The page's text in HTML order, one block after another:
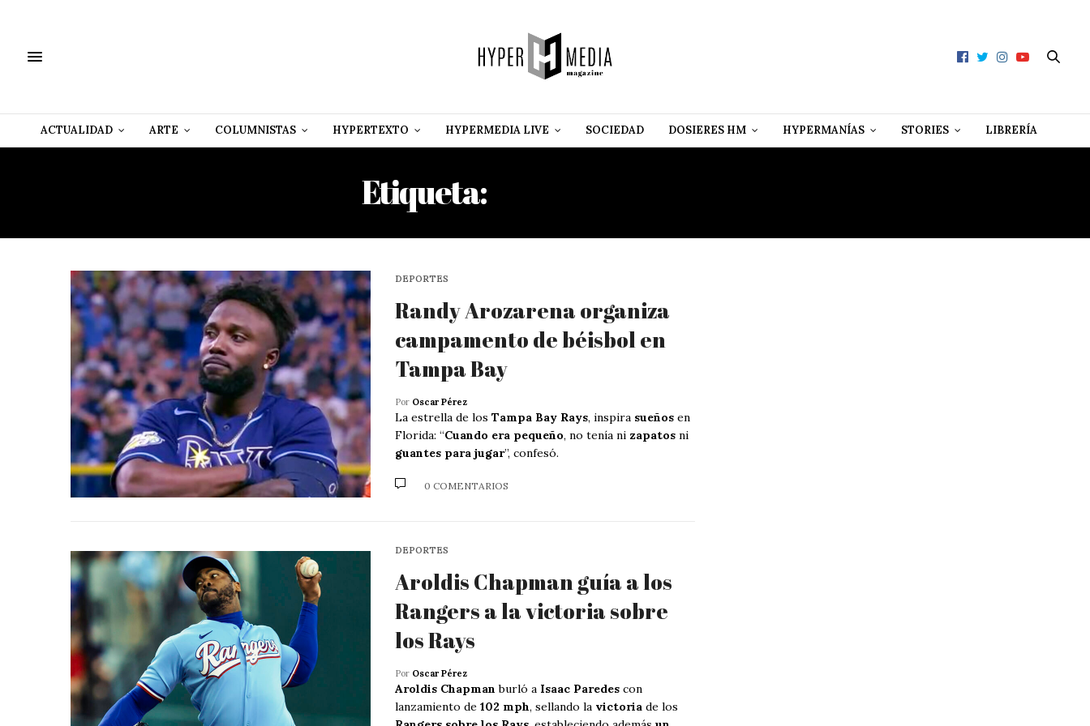
ACTUALIDAD ARTE COLUMNISTAS HYPERTEXTO HYPERMEDIA LIVE SOCIEDAD DOSIERES HM HYPERMANÍAS STORIES LIBRERÍA
Etiqueta:
DEPORTES
Randy Arozarena organiza
campamento de béisbol en
Tampa Bay
Por Oscar Pérez
La estrella de los Tampa Bay Rays, inspira sueños en
Florida: “Cuando era pequeño, no tenía ni zapatos ni
guantes para jugar”, confesó.
0 COMENTARIOS
DEPORTES
Aroldis Chapman guía a los
Rangers a la victoria sobre
los Rays
Por Oscar Pérez
Aroldis Chapman burló a Isaac Paredes con
lanzamiento de 102 mph, sellando la victoria de los